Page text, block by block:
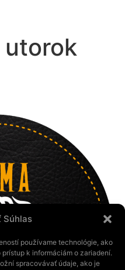
Súhlas
používame technológie, ako
k informáciám o zariadení.
spracovávať údaje, ako je
utorok